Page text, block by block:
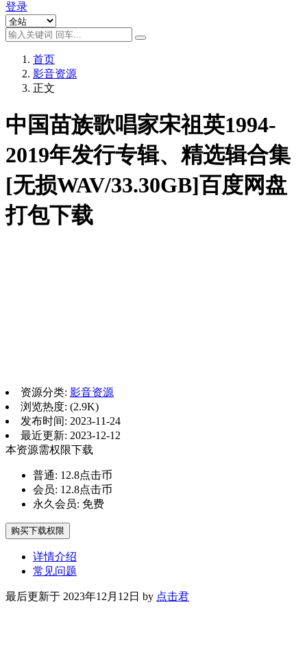
登录
首页
影音资源
正文
中国苗族歌唱家宋祖英1994-
2019年发行专辑、精选辑合集
[无损WAV/33.30GB]百度网盘
打包下载
资源分类: 影音资源
浏览热度: (2.9K)
发布时间: 2023-11-24
最近更新: 2023-12-12
本资源需权限下载
普通: 12.8点击币
会员: 12.8点击币
永久会员: 免费
购买下载权限
详情介绍
常见问题
最后更新于 2023年12月12日 by 点击君